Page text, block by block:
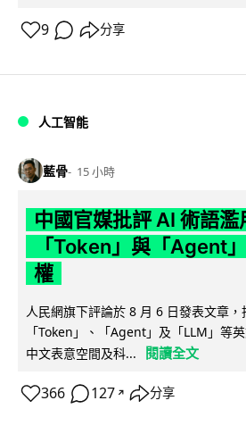
9 分享
人工智能
藍骨 15 小時
中國官媒批評 AI 術語
「Token」與「Agent
權
人民網旗下評論於 8 月 6 日發表文章，
「Token」、「Agent」及「LLM」等
中文表意空間及科...
閱讀全文
366 127 ↗ 分享